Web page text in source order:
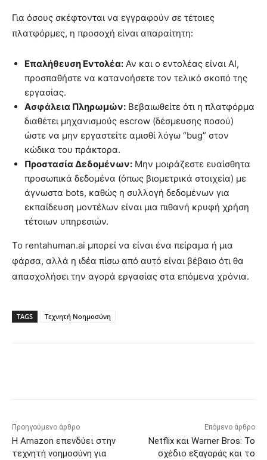
Για όσους σκέφτονται να εγγραφούν σε τέτοιες
πλατφόρμες, η προσοχή είναι απαραίτητη:
Επαλήθευση Εντολέα: Αν και ο εντολέας είναι AI,
προσπαθήστε να κατανοήσετε τον τελικό σκοπό της
εργασίας.
Ασφάλεια Πληρωμών: Βεβαιωθείτε ότι η πλατφόρμα
διαθέτει μηχανισμούς escrow (δέσμευσης ποσού)
ώστε να μην εργαστείτε αμισθί λόγω “bug” στον
κώδικα του πράκτορα.
Προστασία Δεδομένων: Μην μοιράζεστε ευαίσθητα
προσωπικά δεδομένα (όπως βιομετρικά στοιχεία) με
άγνωστα bots, καθώς η συλλογή δεδομένων για
εκπαίδευση μοντέλων είναι μια πιθανή κρυφή χρήση
τέτοιων υπηρεσιών.
Το rentahuman.ai μπορεί να είναι ένα πείραμα ή μια
φάρσα, αλλά η ιδέα πίσω από αυτό είναι βέβαιο ότι θα
απασχολήσει την αγορά εργασίας στα επόμενα χρόνια.
TAGS Τεχνητή Νοημοσύνη
Προηγούμενο άρθρο
Η Amazon επενδύει στην
τεχνητή νοημοσύνη για
Επόμενο άρθρο
Netflix και Warner Bros: Το
σχέδιο εξαγοράς και το